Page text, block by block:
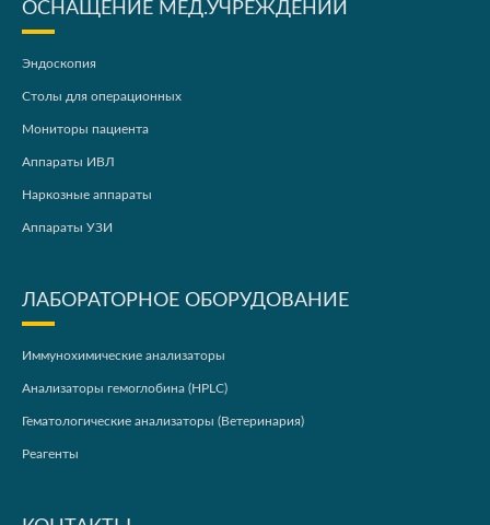
ОСНАЩЕНИЕ МЕД.УЧРЕЖДЕНИЙ
Эндоскопия
Столы для операционных
Мониторы пациента
Аппараты ИВЛ
Наркозные аппараты
Аппараты УЗИ
ЛАБОРАТОРНОЕ ОБОРУДОВАНИЕ
Иммунохимические анализаторы
Анализаторы гемоглобина (HPLC)
Гематологические анализаторы (Ветеринария)
Реагенты